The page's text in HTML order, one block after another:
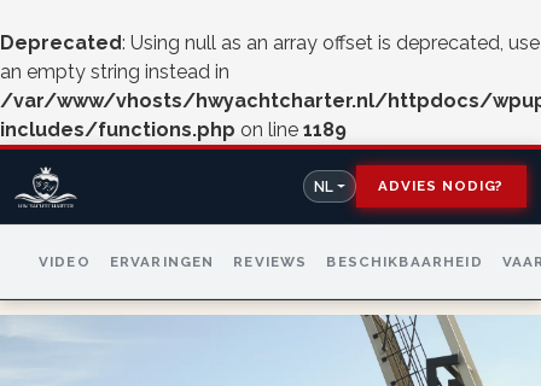
Deprecated: Using null as an array offset is deprecated, use
an empty string instead in
/var/www/vhosts/hwyachtcharter.nl/httpdocs/
includes/functions.php on line 1189
NL ADVIES NODIG?
VIDEO ERVARINGEN REVIEWS BESCHIKBAARHEID